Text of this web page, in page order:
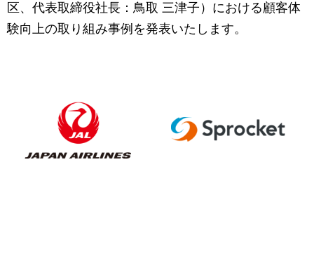
創業の想い
区、代表取締役社長：鳥取 三津子）における顧客体
験向上の取り組み事例を発表いたします。